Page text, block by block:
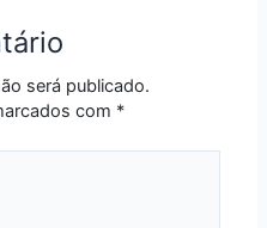
será publicado.
com *